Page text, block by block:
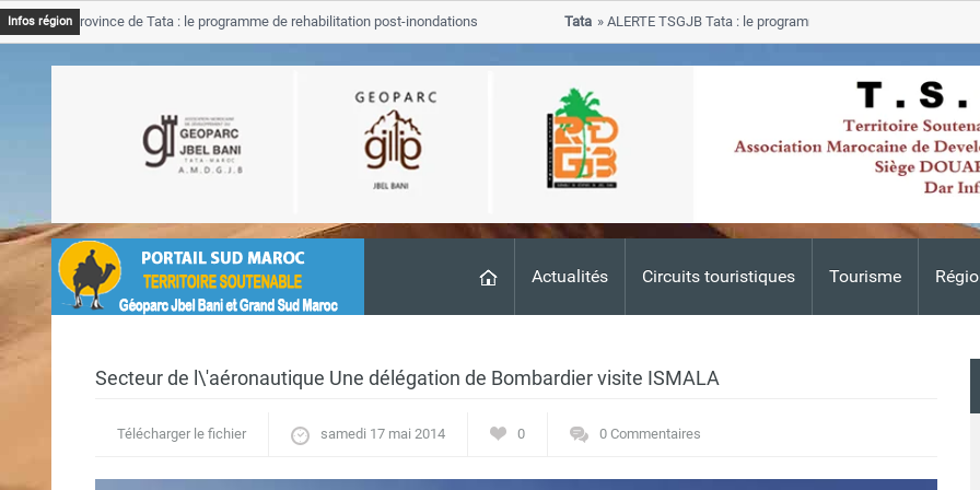
Actualités Circuits touristiques Tourisme
Infos régionProvince de Tata : le programme de rehabilitation post-inondations
ALERTE TSGJB Tata : le programme de rehabilitation post-
progresse dans les zones sinistrees
Secteur de l\'aéronautique Une délégation de Bombardier visite ISMALA
Télécharger le fichier samedi 17 mai 2014 0 0 Commentaires